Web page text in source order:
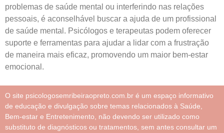
problemas de saúde mental ou interferindo nas relações
pessoais, é aconselhável buscar a ajuda de um profissional
de saúde mental. Psicólogos e terapeutas podem oferecer
suporte e ferramentas para ajudar a lidar com a frustração
de maneira mais eficaz, promovendo um maior bem-estar
emocional.
O site psicologosemribeiraopreto.com.br é um espaço informativo
de educação e divulgação sobre temas relacionados à Saúde,
Bem-estar e Entretenimento, não devendo ser utilizado como
substituto de diagnósticos ou tratamentos, sem antes consultar um